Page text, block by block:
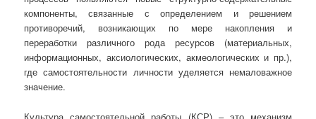
компоненты, связанные с определением и решением
противоречий, возникающих по мере накопления и
переработки различного рода ресурсов (материальных,
информационных, аксиологических, акмеологических и пр.),
где самостоятельности личности уделяется немаловажное
значение.
Культура самостоятельной работы (КСР) – это механизм